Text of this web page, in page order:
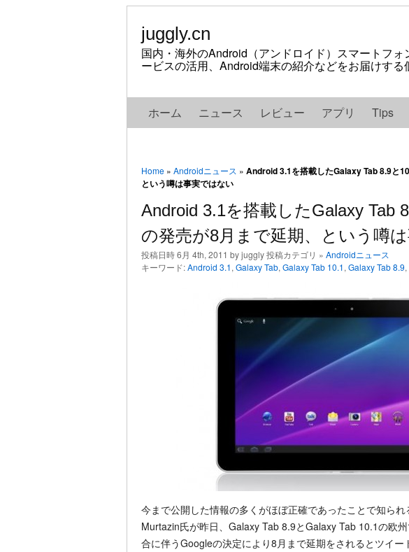
juggly.cn
国内・海外のAndroid（アンドロイド）スマートフ
ービスの活用、Android端末の紹介などをお届けする
ホーム ニュース レビュー アプリ Tips
Home » Androidニュース » Android 3.1を搭載したGalaxy Tab 8.9と
という噂は事実ではない
Android 3.1を搭載したGalaxy Tab
の発売が8月まで延期、という噂
投稿日時 6月 4th, 2011 by juggly 投稿カテゴリ » Androidニュース
キーワード:Android 3.1, Galaxy Tab, Galaxy Tab 10.1, Galaxy Tab 8.9,
今まで公開した情報の多くがほぼ正確であったことで知ら
Murtazin氏が昨日、Galaxy Tab 8.9とGalaxy Tab 10.1の欧
合に伴うGoogleの決定により8月まで延期をされるとツイ